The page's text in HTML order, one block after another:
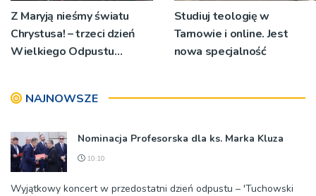
Z Maryją nieśmy światu
Chrystusa! – trzeci dzień
Wielkiego Odpustu
Studiuj teologię w
Tarnowie i online. Jest
nowa specjalność
NAJNOWSZE
Nominacja Profesorska dla ks. Marka Kluza
10:10
Wyjątkowy koncert w przedostatni dzień odpustu – 'Tuchowski